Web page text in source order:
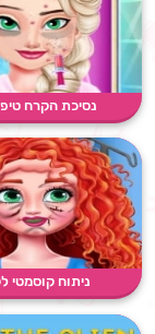
נסיכת הקרח
ניתוח קוסמטי